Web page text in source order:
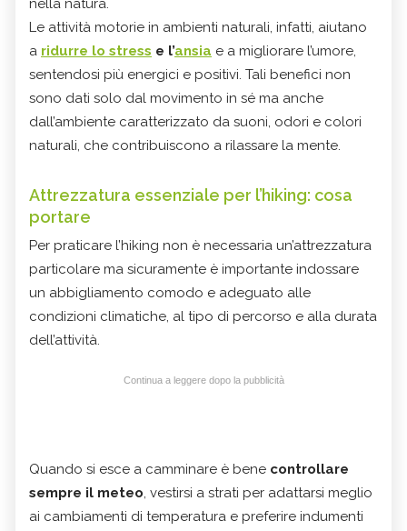
nella natura.
Le attività motorie in ambienti naturali, infatti, aiutano
a ridurre lo stress e l’ansia e a migliorare l’umore,
sentendosi più energici e positivi. Tali benefici non
sono dati solo dal movimento in sé ma anche
dall’ambiente caratterizzato da suoni, odori e colori
naturali, che contribuiscono a rilassare la mente.
Attrezzatura essenziale per l’hiking: cosa
portare
Per praticare l’hiking non è necessaria un’attrezzatura
particolare ma sicuramente è importante indossare
un abbigliamento comodo e adeguato alle
condizioni climatiche, al tipo di percorso e alla durata
dell’attività.
Continua a leggere dopo la pubblicità
Quando si esce a camminare è bene controllare
sempre il meteo, vestirsi a strati per adattarsi meglio
ai cambiamenti di temperatura e preferire indumenti